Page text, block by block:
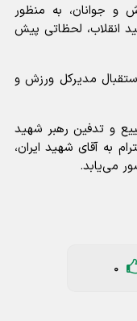
و جوانان، به منظور
انقلاب، لحظاتی پیش
مدیرکل ورزش و
و تدفین رهبر شهید
به آقای شهید ایران،
می‌یابد.
0